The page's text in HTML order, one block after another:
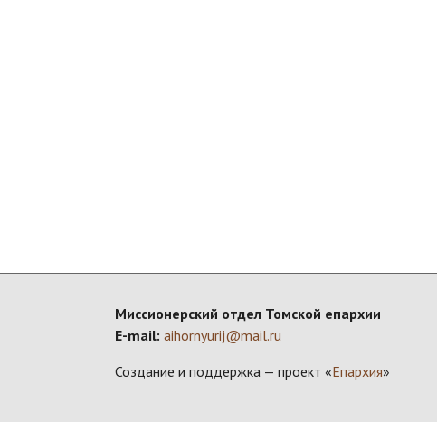
Миссионерский отдел Томской епархии
E-mail: aihornyurij@mail.ru
Создание и поддержка — проект «Епархия»